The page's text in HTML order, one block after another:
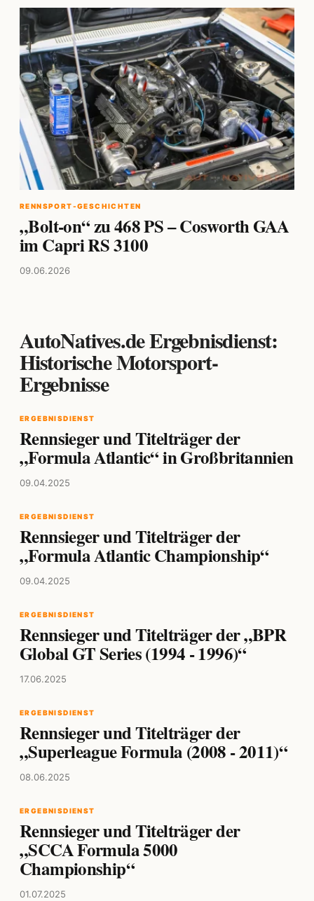
RENNSPORT-GESCHICHTEN
„Bolt-on“ zu 468 PS – Cosworth GAA
im Capri RS 3100
09.06.2026
AutoNatives.de Ergebnisdienst:
Historische Motorsport-
Ergebnisse
ERGEBNISDIENST
Rennsieger und Titelträger der
„Formula Atlantic“ in Großbritannien
09.04.2025
ERGEBNISDIENST
Rennsieger und Titelträger der
„Formula Atlantic Championship“
09.04.2025
ERGEBNISDIENST
Rennsieger und Titelträger der „BPR
Global GT Series (1994 - 1996)“
17.06.2025
ERGEBNISDIENST
Rennsieger und Titelträger der
„Superleague Formula (2008 - 2011)“
08.06.2025
ERGEBNISDIENST
Rennsieger und Titelträger der
„SCCA Formula 5000
Championship“
01.07.2025